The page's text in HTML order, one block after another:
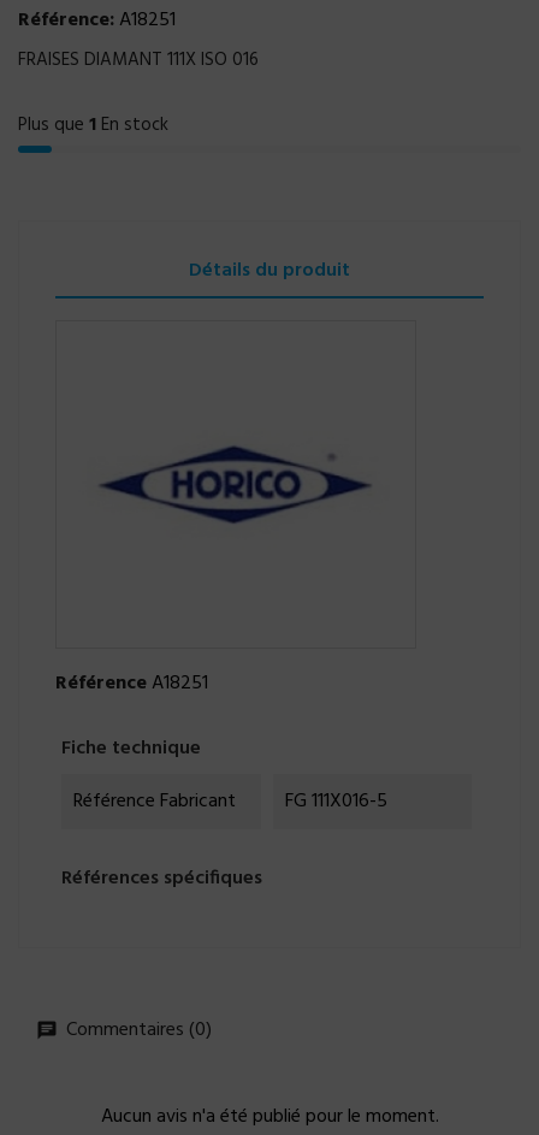
Référence:A18251
FRAISES DIAMANT 111X ISO 016
Plus que 1 En stock
Détails du produit
RéférenceA18251
Fiche technique
Référence Fabricant
FG 111X016-5
Références spécifiques
Commentaires (0)
Aucun avis n'a été publié pour le moment.